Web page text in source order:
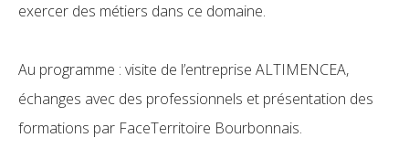
exercer des métiers dans ce domaine.
Au programme : visite de l’entreprise ALTIMENCEA,
échanges avec des professionnels et présentation des
formations par FaceTerritoire Bourbonnais.